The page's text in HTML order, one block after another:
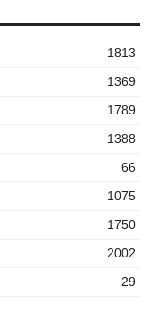
1813
1369
1789
1388
66
1075
1750
2002
29